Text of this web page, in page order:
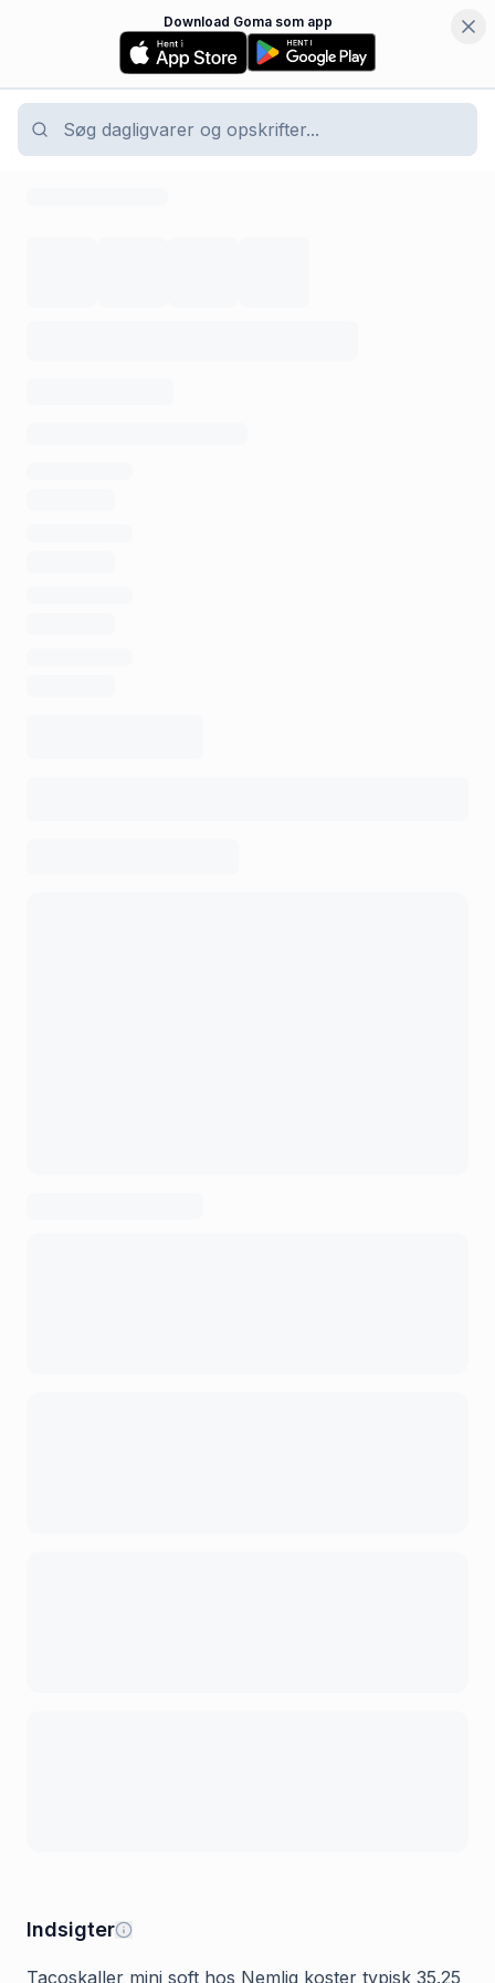
Download Goma som app
Indsigter
Tacoskaller mini soft hos Nemlig koster typisk 35.25